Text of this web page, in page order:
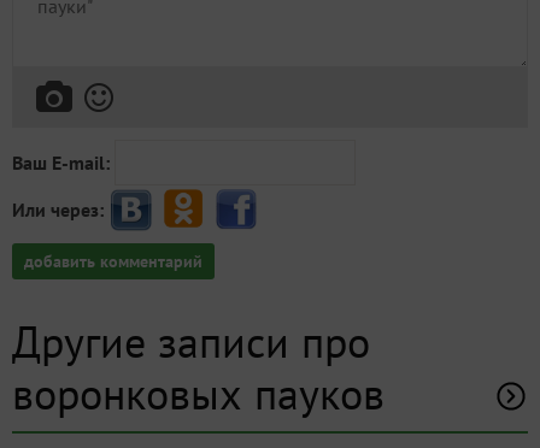
Ваш E-mail:
Или через:
добавить комментарий
Другие записи про
воронковых пауков